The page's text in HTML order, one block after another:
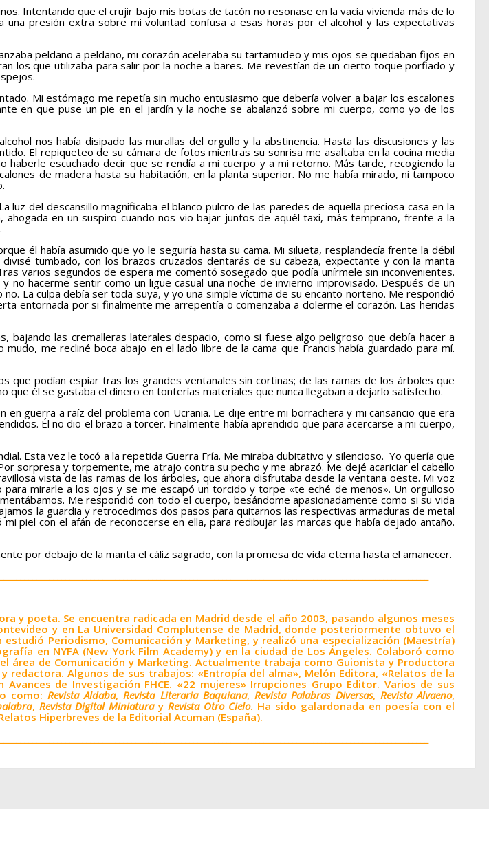
Intentando que el crujir bajo mis botas de tacón no resonase en la vacía vivienda más de lo
presión extra sobre mi voluntad confusa a esas horas por el alcohol y las expectativas
peldaño a peldaño, mi corazón aceleraba su tartamudeo y mis ojos se quedaban fijos en
los que utilizaba para salir por la noche a bares. Me revestían de un cierto toque porfiado y
Mi estómago me repetía sin mucho entusiasmo que debería volver a bajar los escalones
en que puse un pie en el jardín y la noche se abalanzó sobre mi cuerpo, como yo de los
nos había disipado las murallas del orgullo y la abstinencia. Hasta las discusiones y las
El repiqueteo de su cámara de fotos mientras su sonrisa me asaltaba en la cocina media
escuchado decir que se rendía a mi cuerpo y a mi retorno. Más tarde, recogiendo la
de madera hasta su habitación, en la planta superior. No me había mirado, ni tampoco
del descansillo magnificaba el blanco pulcro de las paredes de aquella preciosa casa en la
en un suspiro cuando nos vio bajar juntos de aquél taxi, más temprano, frente a la
él había asumido que yo le seguiría hasta su cama. Mi silueta, resplandecía frente la débil
tumbado, con los brazos cruzados dentarás de su cabeza, expectante y con la manta
varios segundos de espera me comentó sosegado que podía unírmele sin inconvenientes.
hacerme sentir como un ligue casual una noche de invierno improvisado. Después de un
La culpa debía ser toda suya, y yo una simple víctima de su encanto norteño. Me respondió
entornada por si finalmente me arrepentía o comenzaba a dolerme el corazón. Las heridas
las cremalleras laterales despacio, como si fuese algo peligroso que debía hacer a
me recliné boca abajo en el lado libre de la cama que Francis había guardado para mí.
podían espiar tras los grandes ventanales sin cortinas; de las ramas de los árboles que
que él se gastaba el dinero en tonterías materiales que nunca llegaban a dejarlo satisfecho.
guerra a raíz del problema con Ucrania. Le dije entre mi borrachera y mi cansancio que era
Él no dio el brazo a torcer. Finalmente había aprendido que para acercarse a mi cuerpo,
Esta vez le tocó a la repetida Guerra Fría. Me miraba dubitativo y silencioso. Yo quería que
sorpresa y torpemente, me atrajo contra su pecho y me abrazó. Me dejé acariciar el cabello
vista de las ramas de los árboles, que ahora disfrutaba desde la ventana oeste. Mi voz
mirarle a los ojos y se me escapó un torcido y torpe «te eché de menos». Un orgulloso
Me respondió con todo el cuerpo, besándome apasionadamente como si su vida
la guardia y retrocedimos dos pasos para quitarnos las respectivas armaduras de metal
piel con el afán de reconocerse en ella, para redibujar las marcas que había dejado antaño.
por debajo de la manta el cáliz sagrado, con la promesa de vida eterna hasta el amanecer.
y poeta. Se encuentra radicada en Madrid desde el año 2003, pasando algunos meses
y en La Universidad Complutense de Madrid, donde posteriormente obtuvo el
Periodismo, Comunicación y Marketing, y realizó una especialización (Maestría)
en NYFA (New York Film Academy) y en la ciudad de Los Ángeles. Colaboró como
de Comunicación y Marketing. Actualmente trabaja como Guionista y Productora
Algunos de sus trabajos: «Entropía del alma», Melón Editora, «Relatos de la
de Investigación FHCE. «22 mujeres» Irrupciones Grupo Editor. Varios de sus
como:Revista Aldaba,Revista Literaria Baquiana,Revista Palabras Diversas, Revista Alvaeno,
, Revista Digital Miniaturay Revista Otro Cielo. Ha sido galardonada en poesía con el
Hiperbreves de la Editorial Acuman (España).